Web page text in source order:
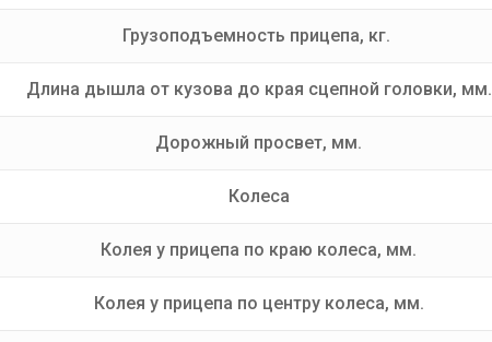
Грузоподъемность прицепа, кг.
Длина дышла от кузова до края сцепной головки, мм.
Дорожный просвет, мм.
Колеса
Колея у прицепа по краю колеса, мм.
Колея у прицепа по центру колеса, мм.